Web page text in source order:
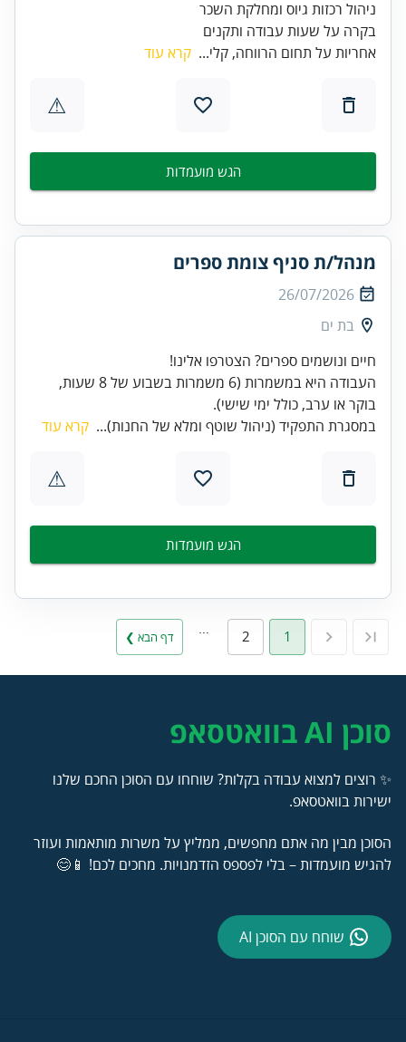
בקרה על שעות עבודה ותקנים
אחריות על תחום הרווחה, קלי... קרא עוד
⚠
הגש מועמדות
מנהל/ת סניף צומת ספרים
26/07/2026
בת ים
העבודה היא במשמרות (6 משמרות בשבוע של 8 שעות,
בוקר או ערב, כולל ימי שישי).
במסגרת התפקיד (ניהול שוטף ומלא של החנות)... קרא עוד
⚠
הגש מועמדות
1
2 דף הבא ❯
סוכן AI בוואטסאפ
✨ רוצים למצוא עבודה בקלות? שוחחו עם הסוכן החכם שלנו
ישירות בוואטסאפ.
הסוכן מבין מה אתם מחפשים, ממליץ על משרות מותאמות ועוזר
להגיש מועמדות – בלי לפספס הזדמנויות. מחכים לכם! 📱😊
שוחח עם הסוכן AI